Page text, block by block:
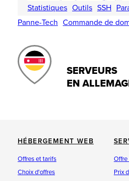
Statistiques Outils SSH
Panne-Tech Commande de
SERVEURS
EN
HÉBERGEMENT WEB
Offres et tarifs
Choix d'offres
Offre
Prix